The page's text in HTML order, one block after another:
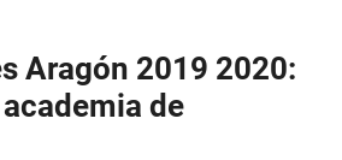
Aragón 2019 2020:
de